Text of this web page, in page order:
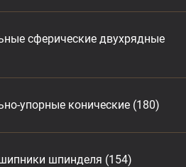
сферические двухрядные
упорные конические (180)
шпинделя (154)